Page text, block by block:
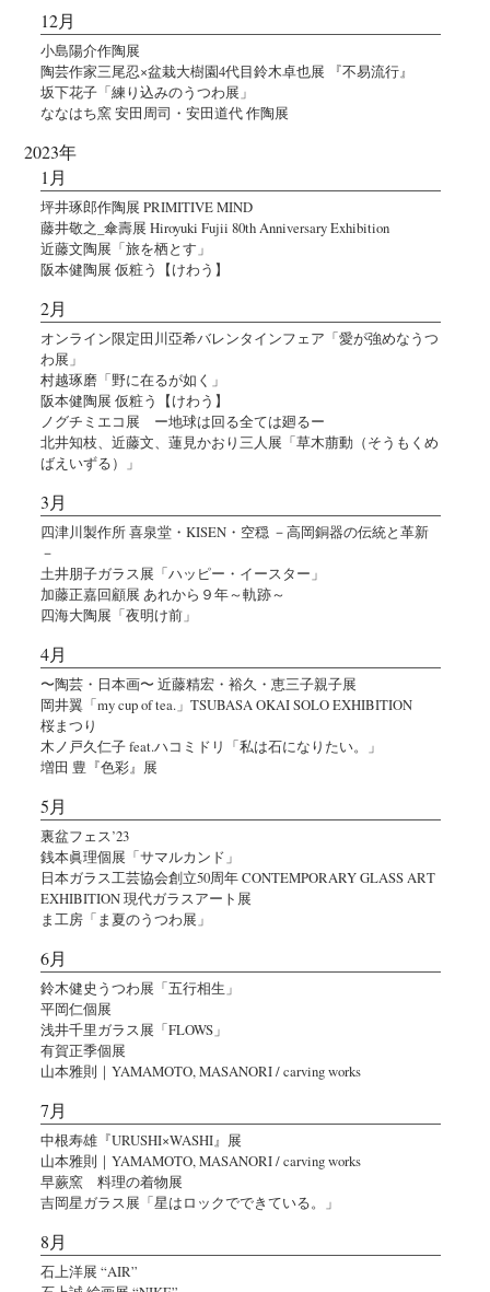
12月
小島陽介作陶展
陶芸作家三尾忍×盆栽大樹園4代目鈴木卓也展 『不易流行』
坂下花子「練り込みのうつわ展」
ななはち窯 安田周司・安田道代 作陶展
2023年
1月
坪井琢郎作陶展 PRIMITIVE MIND
藤井敬之_傘壽展 Hiroyuki Fujii 80th Anniversary Exhibition
近藤文陶展「旅を栖とす」
阪本健陶展 仮粧う【けわう】
2月
オンライン限定田川亞希バレンタインフェア「愛が強めなうつ
わ展」
村越琢磨「野に在るが如く」
阪本健陶展 仮粧う【けわう】
ノグチミエコ展 ー地球は回る全ては廻るー
北井知枝、近藤文、蓮見かおり三人展「草木萠動（そうもくめ
ばえいずる）」
3月
四津川製作所 喜泉堂・KISEN・空穏 －高岡銅器の伝統と革新
－
土井朋子ガラス展「ハッピー・イースター」
加藤正嘉回顧展 あれから９年～軌跡～
四海大陶展「夜明け前」
4月
〜陶芸・日本画〜 近藤精宏・裕久・恵三子親子展
岡井翼「my cup of tea.」TSUBASA OKAI SOLO EXHIBITION
桜まつり
木ノ戸久仁子 feat.ハコミドリ「私は石になりたい。」
増田 豊『色彩』展
5月
裏盆フェス’23
銭本眞理個展「サマルカンド」
日本ガラス工芸協会創立50周年 CONTEMPORARY GLASS ART
EXHIBITION 現代ガラスアート展
ま工房「ま夏のうつわ展」
6月
鈴木健史うつわ展「五行相生」
平岡仁個展
浅井千里ガラス展「FLOWS」
有賀正季個展
山本雅則｜YAMAMOTO, MASANORI / carving works
7月
中根寿雄『URUSHI×WASHI』展
山本雅則｜YAMAMOTO, MASANORI / carving works
早蕨窯 料理の着物展
吉岡星ガラス展「星はロックでできている。」
8月
石上洋展 “AIR”